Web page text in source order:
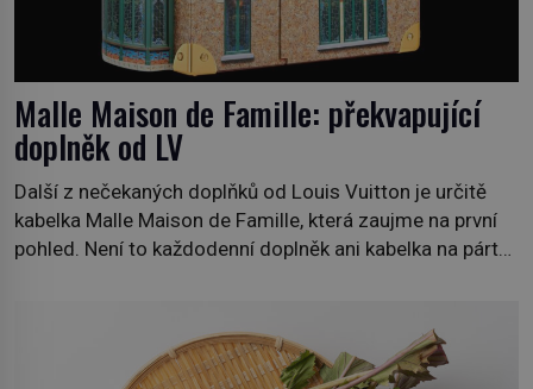
Malle Maison de Famille: překvapující
doplněk od LV
Další z nečekaných doplňků od Louis Vuitton je určitě
kabelka Malle Maison de Famille, která zaujme na první
pohled. Není to každodenní doplněk ani kabelka na párty,
adrese 18 Rue Louis Vuitton, které bylo postaveno v
roce 1869. […]